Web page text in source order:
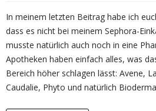
In meinem letzten Beitrag habe ich
dass es nicht bei meinem Sephora-
musste natürlich auch noch in eine
Apotheken haben einfach alles, was
Bereich höher schlagen lässt: Avene,
Caudalie, Phyto und natürlich